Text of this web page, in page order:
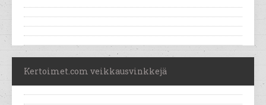
Kertoimet.com veikkausvinkkejä